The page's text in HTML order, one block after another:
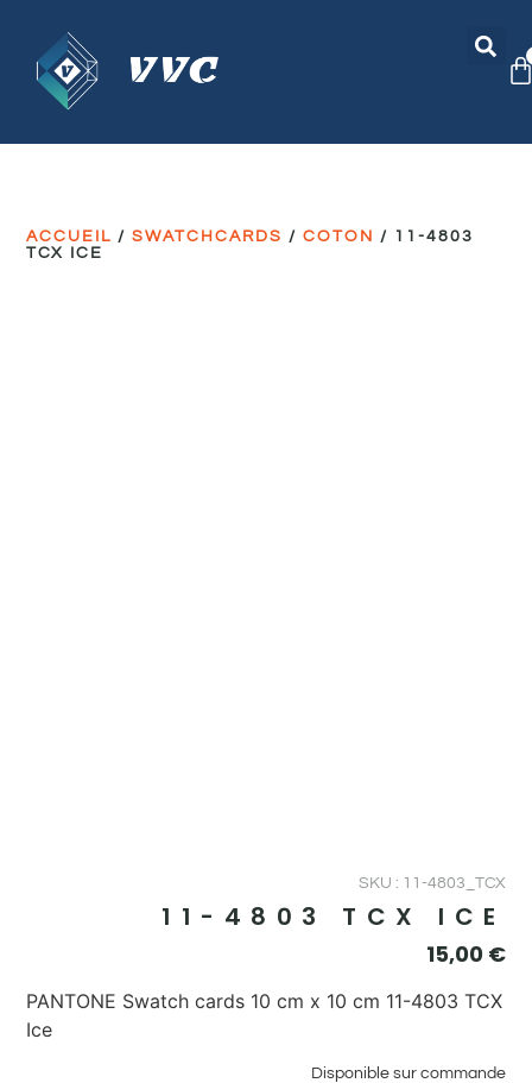
ACCUEIL /SWATCHCARDS /COTON / 11-4803
TCX ICE
SKU : 11-4803_TCX
11-4803 TCX ICE
15,00 €
PANTONE Swatch cards 10 cm x 10 cm 11-4803 TCX
Ice
Disponible sur commande